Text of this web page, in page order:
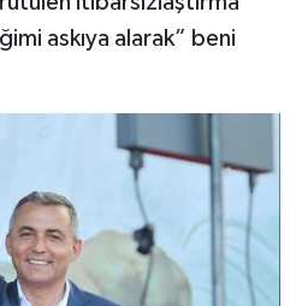
askıya alarak” beni